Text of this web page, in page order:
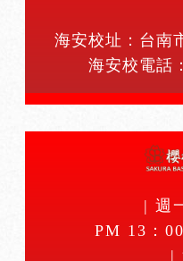
海安校址：台南
海安校電話：
| 週
PM 13：
|